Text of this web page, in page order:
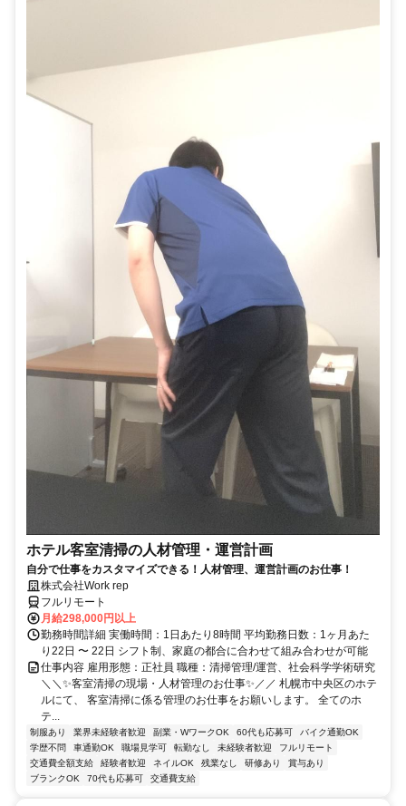
ホテル客室清掃の人材管理・運営計画
自分で仕事をカスタマイズできる！人材管理、運営計画のお仕事！
株式会社Work rep
フルリモート
月給298,000円以上
勤務時間詳細 実働時間：1日あたり8時間 平均勤務日数：1ヶ月あた
り22日 〜 22日 シフト制、家庭の都合に合わせて組み合わせが可能
仕事内容 雇用形態：正社員 職種：清掃管理/運営、社会科学学術研究
＼＼✨客室清掃の現場・人材管理のお仕事✨／／ 札幌市中央区のホテ
ルにて、 客室清掃に係る管理のお仕事をお願いします。 全てのホ
テ...
制服あり 業界未経験者歓迎 副業・WワークOK 60代も応募可
バイク通勤OK
学歴不問
車通勤OK 職場見学可 転勤なし 未経験者歓迎
フルリモート
交通費全額支給
経験者歓迎 ネイルOK 残業なし 研修あり
賞与あり
ブランクOK
70代も応募可 交通費支給